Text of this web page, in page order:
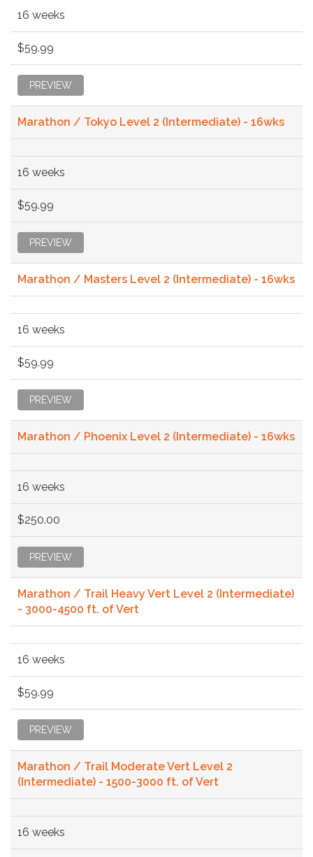
16 weeks
$59.99
PREVIEW
Marathon / Tokyo Level 2 (Intermediate) - 16wks
16 weeks
$59.99
PREVIEW
Marathon / Masters Level 2 (Intermediate) - 16wks
16 weeks
$59.99
PREVIEW
Marathon / Phoenix Level 2 (Intermediate) - 16wks
16 weeks
$250.00
PREVIEW
Marathon / Trail Heavy Vert Level 2 (Intermediate)
- 3000-4500 ft. of Vert
16 weeks
$59.99
PREVIEW
Marathon / Trail Moderate Vert Level 2
(Intermediate) - 1500-3000 ft. of Vert
16 weeks